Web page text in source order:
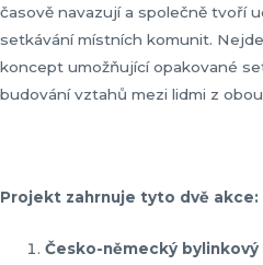
časově navazují a společně tvoří
setkávání místních komunit.
koncept umožňující opakované
budování vztahů mezi lidmi z
Projekt zahrnuje tyto dvě akce:
Česko-německý bylinkový